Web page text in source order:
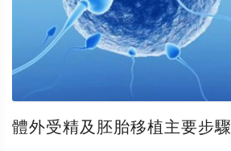
體外受精及胚胎移植主要步驟